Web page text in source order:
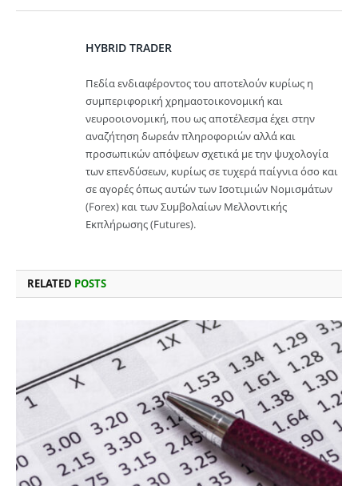
HYBRID TRADER
Πεδία ενδιαφέροντος του αποτελούν κυρίως η
συμπεριφορική χρημαοτοικονομική και
νευροοιονομική, που ως αποτέλεσμα έχει στην
αναζήτηση δωρεάν πληροφοριών αλλά και
προσωπικών απόψεων σχετικά με την ψυχολογία
των επενδύσεων, κυρίως σε τυχερά παίγνια όσο και
σε αγορές όπως αυτών των Ισοτιμιών Νομισμάτων
(Forex) και των Συμβολαίων Μελλοντικής
Εκπλήρωσης (Futures).
RELATED POSTS